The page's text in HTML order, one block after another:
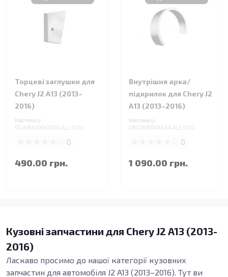
Торцеві заглушки для
Chery J2 A13 (2013–
2016)
Код товару:
55.WBXXXX0000.ALL.0.00
0
490.00 грн.
Внутрішня арка/
підкрилок для Chery J2
A13 (2013–2016)
Код товару:
08.CRVERYXXXX.ALL.0.00
0
1 090.00 грн.
Кузовні запчастини для Chery J2 A13 (2013-
2016)
Ласкаво просимо до нашої категорії кузовних
запчастин для автомобіля J2 A13 (2013–2016). Тут ви